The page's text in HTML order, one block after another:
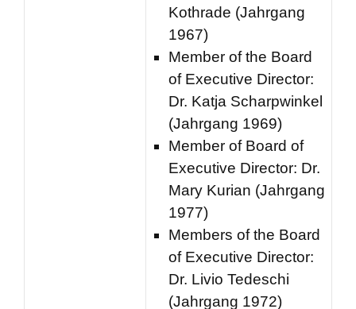
Kothrade (Jahrgang
1967)
Member of the Board
of Executive Director:
Dr. Katja Scharpwinkel
(Jahrgang 1969)
Member of Board of
Executive Director: Dr.
Mary Kurian (Jahrgang
1977)
Members of the Board
of Executive Director:
Dr. Livio Tedeschi
(Jahrgang 1972)